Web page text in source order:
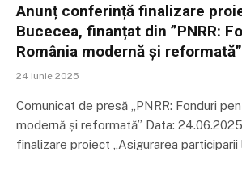
Anunț conferință finalizare
Bucecea, finanțat din ”PNRR:
România modernă și reformată”
24 iunie 2025
Comunicat de presă „PNRR: Fonduri
modernă și reformată” Data:
finalizare proiect „Asigurarea